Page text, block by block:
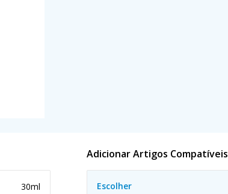
30ml
Adicionar Artigos Compatíveis
Escolher